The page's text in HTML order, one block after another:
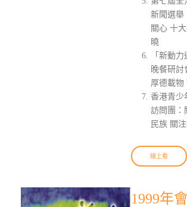
新聞選舉
關心 十
曉
「新動力
晚餐研討
厚德載物
香港青少
訪問團：
民族 關
線上看
1999年